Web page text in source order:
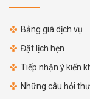
Bảng giá dịch vụ
Đặt lịch hẹn
Tiếp nhận ý kiến
Những câu hỏi